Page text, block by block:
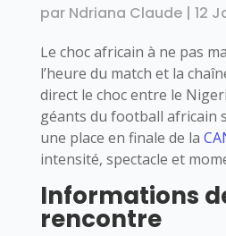
par Ndriana Claude| 12
Le choc africain à ne pas
l’heure du match et la
direct le choc entre le
géants du football africain
une place en finale de la
intensité, spectacle et
Informations
rencontre